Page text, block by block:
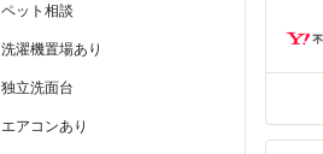
ペット相談
洗濯機置場あり
独立洗面台
エアコンあり